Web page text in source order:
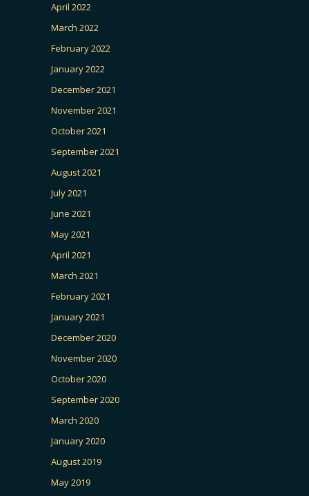
April 2022
March 2022
February 2022
January 2022
December 2021
November 2021
October 2021
September 2021
August 2021
July 2021
June 2021
May 2021
April 2021
March 2021
February 2021
January 2021
December 2020
November 2020
October 2020
September 2020
March 2020
January 2020
August 2019
May 2019